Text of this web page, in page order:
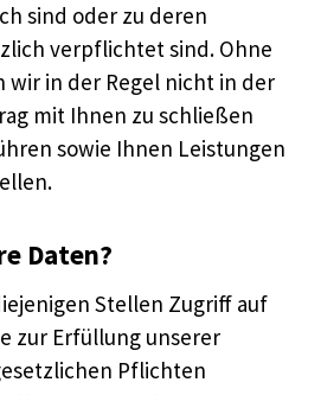
sind oder zu deren
verpflichtet sind. Ohne
wir in der Regel nicht in der
mit Ihnen zu schließen
sowie Ihnen Leistungen
Daten?
Stellen Zugriff auf
zur Erfüllung unserer
Pflichten